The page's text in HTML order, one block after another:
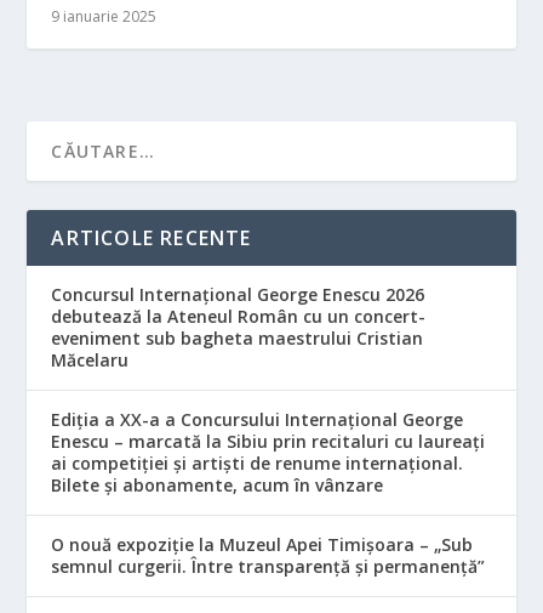
9 ianuarie 2025
ARTICOLE RECENTE
Concursul Internațional George Enescu 2026
debutează la Ateneul Român cu un concert-
eveniment sub bagheta maestrului Cristian
Măcelaru
Ediția a XX-a a Concursului Internațional George
Enescu – marcată la Sibiu prin recitaluri cu laureați
ai competiției și artiști de renume internațional.
Bilete și abonamente, acum în vânzare
O nouă expoziție la Muzeul Apei Timișoara – „Sub
semnul curgerii. Între transparență și permanență”